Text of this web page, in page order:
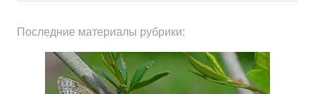
Последние материалы рубрики: